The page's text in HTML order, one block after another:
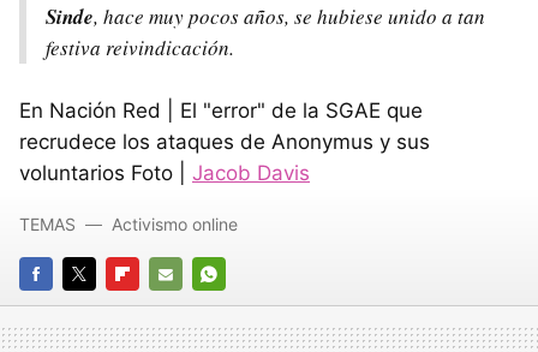
Sinde, hace muy pocos años, se hubiese unido a tan
festiva reivindicación.
En Nación Red | El "error" de la SGAE que
recrudece los ataques de Anonymus y sus
voluntarios Foto | Jacob Davis
FACEBOOK
TWITTERFLIPBOARD
E-
MAIL
WHATSAPP
TEMAS Activismo online